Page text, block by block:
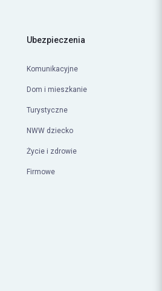
Ubezpieczenia
Komunikacyjne
Dom i mieszkanie
Turystyczne
NWW dziecko
Życie i zdrowie
Firmowe